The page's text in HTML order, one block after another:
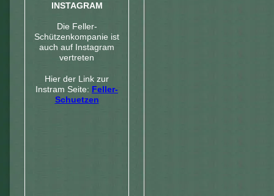
INSTAGRAM
Die Feller-
Schützenkompanie ist
auch auf Instagram
vertreten
Hier der Link zur
Instram Seite: Feller-
Schuetzen